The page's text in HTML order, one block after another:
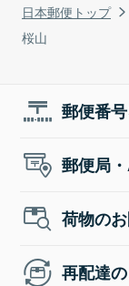
日本郵便トップ
桜山
郵便番
郵便局
荷物の
再配達